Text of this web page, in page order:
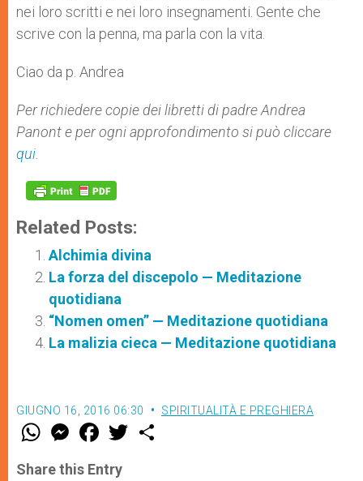
nei loro scritti e nei loro insegnamenti. Gente che
scrive con la penna, ma parla con la vita.
Ciao da p. Andrea
Per richiedere copie dei libretti di padre Andrea
Panont e per ogni approfondimento si può cliccare
qui
Related Posts:
Alchimia divina
La forza del discepolo — Meditazione
quotidiana
“Nomen omen” — Meditazione quotidiana
La malizia cieca — Meditazione quotidiana
GIUGNO 16, 2016 06:30 SPIRITUALITÀ E PREGHIERA
W
t
s
M
e
s
e
F
a
e
b
w
Share this Entry